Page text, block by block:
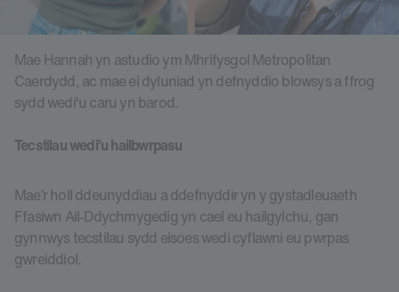
Mae Hannah yn astudio ym Mhrifysgol Metropolitan
Caerdydd, ac mae ei dyluniad yn defnyddio blowsys a ffrog
sydd wedi'u caru yn barod.
Tecstilau wedi’u hailbwrpasu
Mae’r holl ddeunyddiau a ddefnyddir yn y gystadleuaeth
Ffasiwn Ail-Ddychmygedig yn cael eu hailgylchu, gan
gynnwys tecstilau sydd eisoes wedi cyflawni eu pwrpas
gwreiddiol.